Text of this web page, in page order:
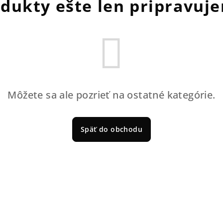
ešte len
Môžete sa ale pozrieť na ostatné kategórie.
Späť do obchodu